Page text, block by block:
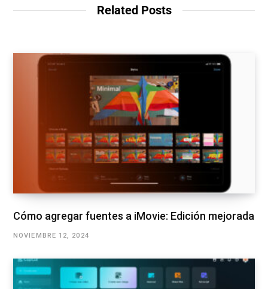
Related Posts
Cómo agregar fuentes a iMovie: Edición mejorada
NOVIEMBRE 12, 2024